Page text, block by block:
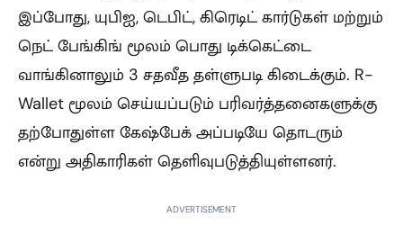
இப்போது, யுபிஐ, டெபிட், கிரெடிட் கார்டுகள் மற்றும்
நெட் பேங்கிங் மூலம் பொது டிக்கெட்டை
வாங்கினாலும் 3 சதவீத தள்ளுபடி கிடைக்கும். R-
Wallet மூலம் செய்யப்படும் பரிவர்த்தனைகளுக்கு
தற்போதுள்ள கேஷ்பேக் அப்படியே தொடரும்
என்று அதிகாரிகள் தெளிவுபடுத்தியுள்ளனர்.
ADVERTISEMENT